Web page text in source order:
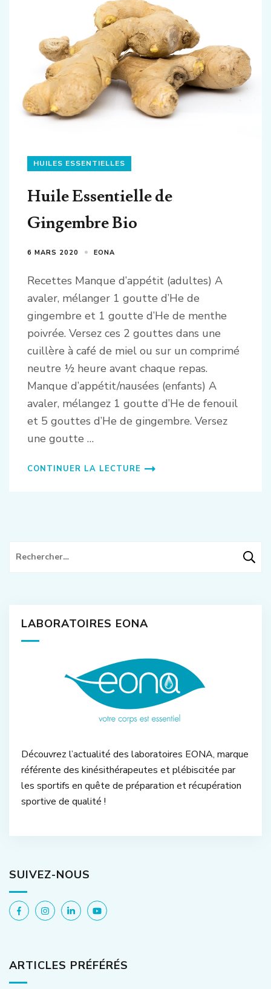
HUILES ESSENTIELLES
Huile Essentielle de
Gingembre Bio
6 MARS 2020 EONA
Recettes Manque d’appétit (adultes) A
avaler, mélanger 1 goutte d’He de
gingembre et 1 goutte d’He de menthe
poivrée. Versez ces 2 gouttes dans une
cuillère à café de miel ou sur un comprimé
neutre ½ heure avant chaque repas.
Manque d’appétit/nausées (enfants) A
avaler, mélangez 1 goutte d’He de fenouil
et 5 gouttes d’He de gingembre. Versez
une goutte …
CONTINUER LA LECTURE
Rechercher :
LABORATOIRES EONA
Découvrez l’actualité des laboratoires EONA, marque
référente des kinésithérapeutes et plébiscitée par
les sportifs en quête de préparation et récupération
sportive de qualité !
SUIVEZ-NOUS
ARTICLES PRÉFÉRÉS